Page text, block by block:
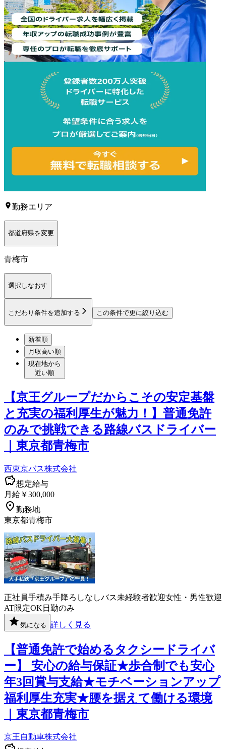
勤務エリア
都道府県を変更
青梅市
選択しなおす
こだわり条件を追加する この条件で更に絞り込む
新着順
月収高い順
現在地から
近い順
【京王グループだからこその安定基盤
と充実の福利厚生が魅力！】普通免許
のみで挑戦できる路線バスドライバー
｜東京都青梅市
西東京バス株式会社
想定給与
月給￥300,000
勤務地
東京都青梅市
正社員手積み手降ろしなしバス未経験者歓迎女性・男性歓迎
AT限定OK 日勤のみ
気になる 詳しく見る
【普通免許で始めるタクシードライバ
ー】 安心の給与保証★歩合制でも安心
年3回賞与支給★モチベーションアップ
福利厚生充実★腰を据えて働ける環境
｜東京都青梅市
京王自動車株式会社